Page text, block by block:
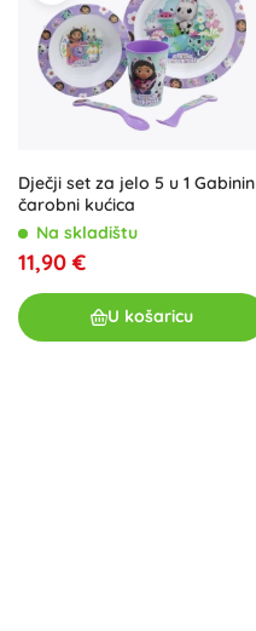
Dječji set za jelo 5 u 1 Gabinin
čarobni kućica
Na skladištu
11,90 €
U košaricu